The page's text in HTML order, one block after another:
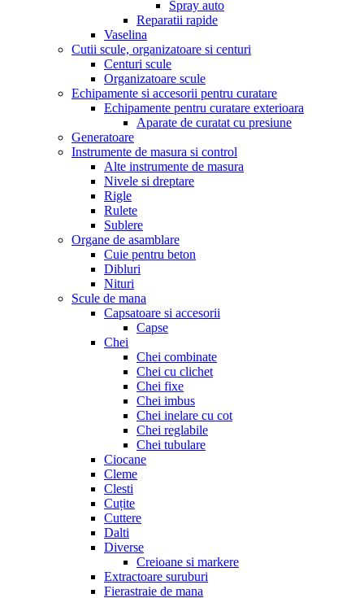
Spray auto
Reparatii rapide
Vaselina
Cutii scule, organizatoare si centuri
Centuri scule
Organizatoare scule
Echipamente si accesorii pentru curatare
Echipamente pentru curatare exterioara
Aparate de curatat cu presiune
Generatoare
Instrumente de masura si control
Alte instrumente de masura
Nivele si dreptare
Rigle
Rulete
Sublere
Organe de asamblare
Cuie pentru beton
Dibluri
Nituri
Scule de mana
Capsatoare si accesorii
Capse
Chei
Chei combinate
Chei cu clichet
Chei fixe
Chei imbus
Chei inelare cu cot
Chei reglabile
Chei tubulare
Ciocane
Cleme
Clesti
Cuțite
Cuttere
Dalti
Diverse
Creioane si markere
Extractoare suruburi
Fierastraie de mana